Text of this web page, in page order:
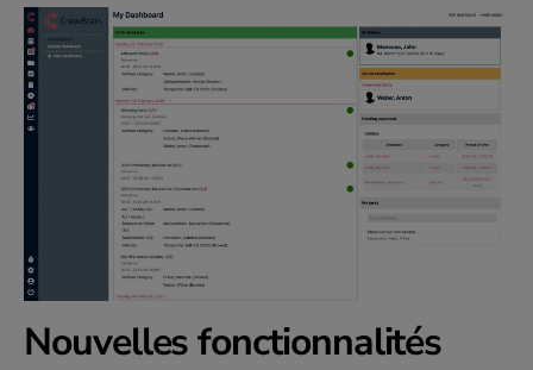
Nouvelles fonctionnalités